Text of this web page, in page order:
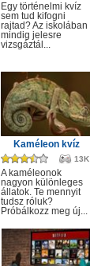
Egy történelmi kvíz
sem tud kifogni
rajtad? Az iskolában
mindig jelesre
vizsgáztál...
Kaméleon kvíz
13K
A kaméleonok
nagyon különleges
állatok. Te mennyit
tudsz róluk?
Próbálkozz meg új...